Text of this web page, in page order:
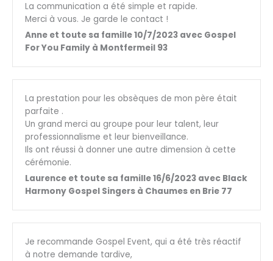
La communication a été simple et rapide.
Merci à vous. Je garde le contact !
Anne et toute sa famille 10/7/2023 avec Gospel
For You Family à Montfermeil 93
La prestation pour les obsèques de mon père était
parfaite .
Un grand merci au groupe pour leur talent, leur
professionnalisme et leur bienveillance.
Ils ont réussi à donner une autre dimension à cette
cérémonie.
Laurence et toute sa famille 16/6/2023 avec Black
Harmony Gospel Singers à Chaumes en Brie 77
Je recommande Gospel Event, qui a été très réactif
à notre demande tardive,